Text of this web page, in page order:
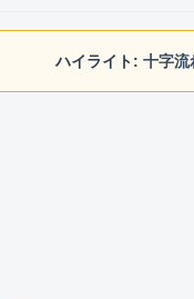
ハイライト: 十字流